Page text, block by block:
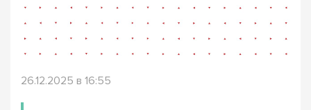
26.12.2025 в 16:55